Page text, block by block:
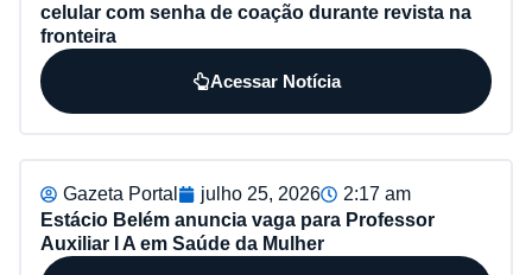
celular com senha de coação durante revista na
fronteira
Acessar Notícia
Gazeta Portal julho 25, 2026
2:17 am
Estácio Belém anuncia vaga para Professor
Auxiliar I A em Saúde da Mulher